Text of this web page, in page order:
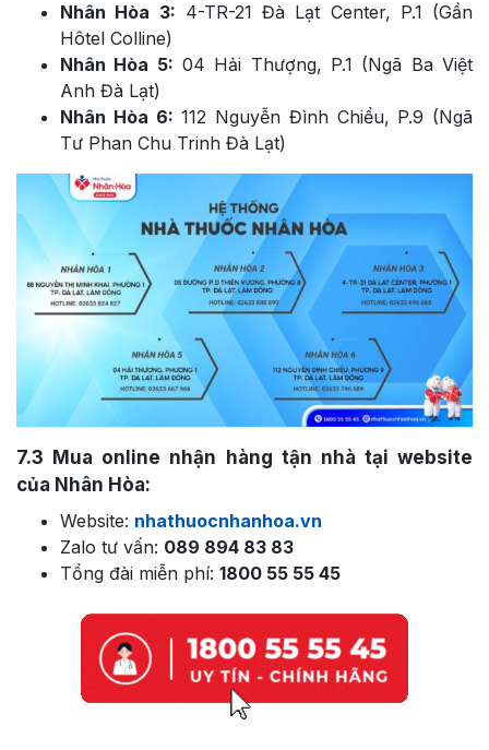
Nhân Hòa 3: 4-TR-21 Đà Lạt Center, P.1 (Gần
Hôtel Colline)
Nhân Hòa 5: 04 Hải Thượng, P.1 (Ngã Ba Việt
Anh Đà Lạt)
Nhân Hòa 6: 112 Nguyễn Đình Chiểu, P.9 (Ngã
Tư Phan Chu Trinh Đà Lạt)
7.3 Mua online nhận hàng tận nhà tại website
của Nhân Hòa:
Website: nhathuocnhanhoa.vn
Zalo tư vấn: 089 894 83 83
Tổng đài miễn phí: 1800 55 55 45